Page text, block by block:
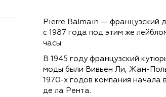
Pierre Balmain — французский
с 1987 года под этим же
часы.
В 1945 году французский
моды были Вивьен Ли, Жан-
1970-х годов компания
де ла Рента.